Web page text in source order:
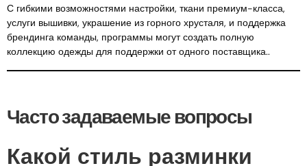
С гибкими возможностями настройки, ткани премиум-класса,
услуги вышивки, украшение из горного хрусталя, и поддержка
брендинга команды, программы могут создать полную
коллекцию одежды для поддержки от одного поставщика..
Часто задаваемые вопросы
Какой стиль разминки